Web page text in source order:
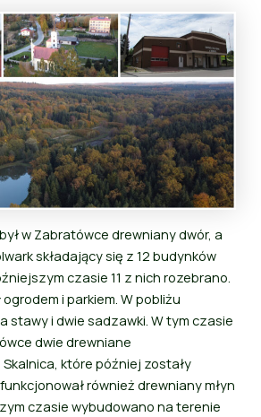
w Zabratówce drewniany dwór, a
składający się z 12 budynków
czasie 11 z nich rozebrano.
i parkiem. W pobliżu
stawy i dwie sadzawki. W tym czasie
dwie drewniane
które później zostały
również drewniany młyn
czasie wybudowano na terenie